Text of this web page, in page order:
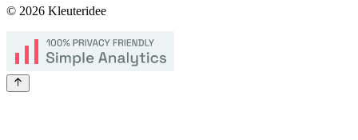
© 2026 Kleuteridee